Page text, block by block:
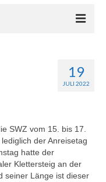
19
JULI 2022
SWZ vom 15. bis 17.
der Anreisetag
hatte der
Klettersteig an der
seiner Länge ist dieser